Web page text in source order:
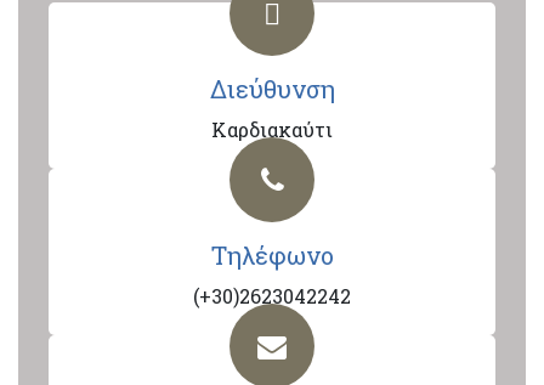
Διεύθυνση
Καρδιακαύτι
Τηλέφωνο
(+30)2623042242